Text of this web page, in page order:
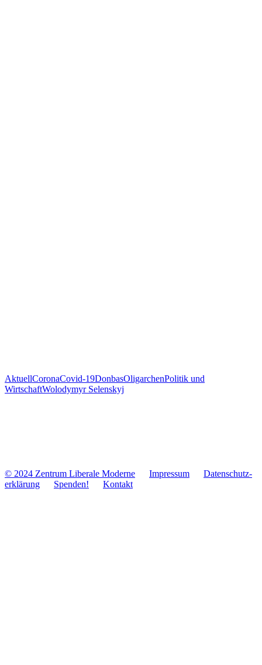
AktuellCoronaCovid-19DonbasOligarchenPolitik und
WirtschaftWolodymyr Selenskyj
© 2024 Zentrum Libe­rale Moderne Impres­sum
Daten­schutz­
er­klä­rung
Spenden! Kontakt